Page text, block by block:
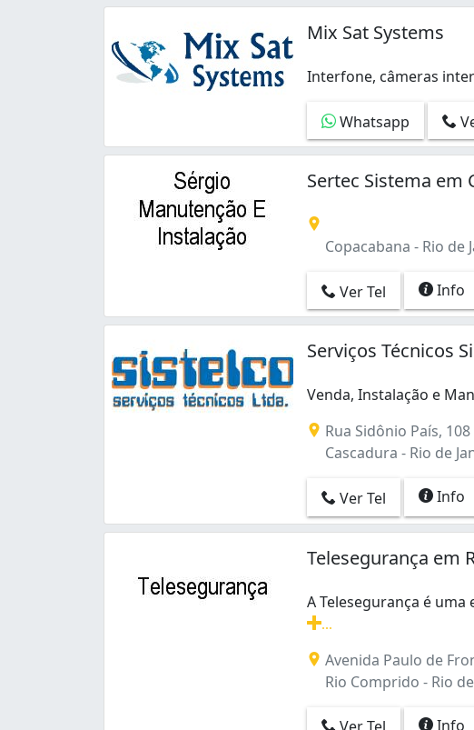
Praia da Bandeira (2)
Praça Seca (3)
Praça da Bandeira (6)
Quintino Bocaiúva (2)
Realengo (1)
Recreio dos Bandeirantes (7)
Riachuelo (2)
Rocha (1)
Sampaio (1)
Santíssimo (1)
Senador Camará (1)
São Conrado (1)
Tanque (3)
Taquara (8)
Taquara (Jacarepagua) (2)
Vila Valqueire (3)
Mix Sat Systems
Interfone, câmeras
Whatsapp
Sertec Sistema em
Copacabana - Rio de
Ver Tel Info
Serviços Técnicos
Venda, Instalação e
Rua Sidônio País, 108
Cascadura - Rio de
Ver Tel Info
Telesegurança em
A Telesegurança é
Avenida Paulo de
Rio Comprido - Rio de
Info